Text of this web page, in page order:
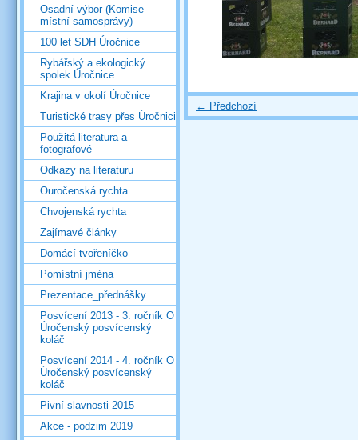
← Předchozí
Osadní výbor (Komise
místní samosprávy)
100 let SDH Úročnice
Rybářský a ekologický
spolek Úročnice
Krajina v okolí Úročnice
Turistické trasy přes Úročnici
Použitá literatura a
fotografové
Odkazy na literaturu
Ouročenská rychta
Chvojenská rychta
Zajímavé články
Domácí tvořeníčko
Pomístní jména
Prezentace_přednášky
Posvícení 2013 - 3. ročník O
Úročenský posvícenský
koláč
Posvícení 2014 - 4. ročník O
Úročenský posvícenský
koláč
Pivní slavnosti 2015
Akce - podzim 2019